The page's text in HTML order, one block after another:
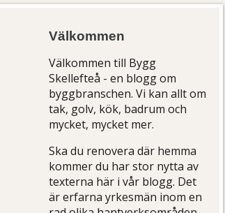
Välkommen
Välkommen till Bygg
Skellefteå - en blogg om
byggbranschen. Vi kan allt om
tak, golv, kök, badrum och
mycket, mycket mer.
Ska du renovera där hemma
kommer du har stor nytta av
texterna här i vår blogg. Det
är erfarna yrkesmän inom en